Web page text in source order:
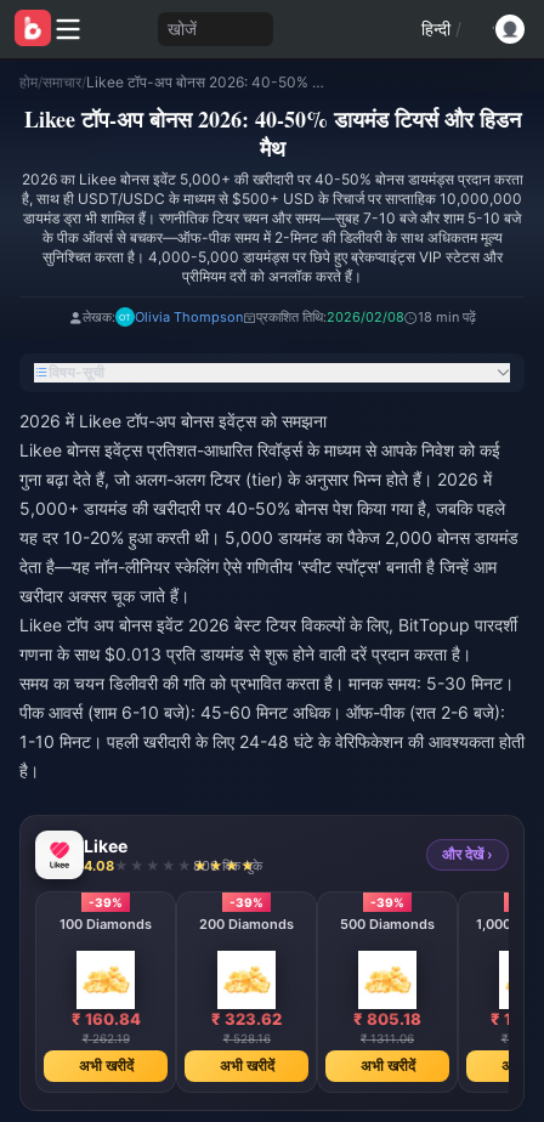
खोजें हिन्दी /
होम/समाचार/ Likee टॉप-अप बोनस 2026: 40-50% डायमंड टियर्स और हिडन मैथ
Likee टॉप-अप बोनस 2026: 40-50% डायमंड टियर्स और हिडन
मैथ
2026 का Likee बोनस इवेंट 5,000+ की खरीदारी पर 40-50% बोनस डायमंड्स प्रदान करता
है, साथ ही USDT/USDC के माध्यम से $500+ USD के रिचार्ज पर साप्ताहिक 10,000,000
डायमंड ड्रा भी शामिल हैं। रणनीतिक टियर चयन और समय—सुबह 7-10 बजे और शाम 5-10 बजे
के पीक ऑवर्स से बचकर—ऑफ-पीक समय में 2-मिनट की डिलीवरी के साथ अधिकतम मूल्य
सुनिश्चित करता है। 4,000-5,000 डायमंड्स पर छिपे हुए ब्रेकप्वाइंट्स VIP स्टेटस और
प्रीमियम दरों को अनलॉक करते हैं।
लेखक: Olivia Thompson प्रकाशित तिथि:2026/02/08 18 min पढ़ें
विषय-सूची
2026 में Likee टॉप-अप बोनस इवेंट्स को समझना
Likee बोनस इवेंट्स प्रतिशत-आधारित रिवॉर्ड्स के माध्यम से आपके निवेश को कई
गुना बढ़ा देते हैं, जो अलग-अलग टियर (tier) के अनुसार भिन्न होते हैं। 2026 में
5,000+ डायमंड की खरीदारी पर 40-50% बोनस पेश किया गया है, जबकि पहले
यह दर 10-20% हुआ करती थी। 5,000 डायमंड का पैकेज 2,000 बोनस डायमंड
देता है—यह नॉन-लीनियर स्केलिंग ऐसे गणितीय 'स्वीट स्पॉट्स' बनाती है जिन्हें आम
खरीदार अक्सर चूक जाते हैं।
Likee टॉप अप बोनस इवेंट 2026 बेस्ट टियरविकल्पों के लिए, BitTopup पारदर्शी
गणना के साथ $0.013 प्रति डायमंड से शुरू होने वाली दरें प्रदान करता है।
समय का चयन डिलीवरी की गति को प्रभावित करता है। मानक समय: 5-30 मिनट।
पीक आवर्स (शाम 6-10 बजे): 45-60 मिनट अधिक। ऑफ-पीक (रात 2-6 बजे):
1-10 मिनट। पहली खरीदारी के लिए 24-48 घंटे के वेरिफिकेशन की आवश्यकता होती
है।
Likee
4.08 806 बिक चुके
और देखें ›
-39%
100 Diamonds
₹ 160.84
₹ 262.19
अभी खरीदें
-39%
200 Diamonds
₹ 323.62
₹ 528.16
अभी खरीदें
-39%
500 Diamonds
₹ 805.18
₹ 1311.06
अभी खरीदें
1,000
₹
₹
अभी